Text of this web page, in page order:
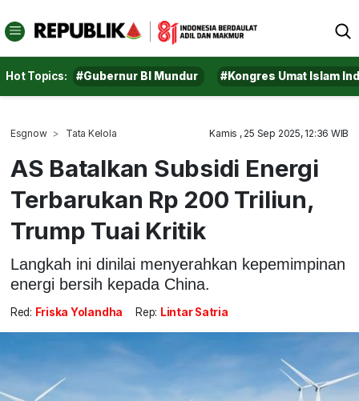
Hot Topics: #Gubernur BI Mundur #Kongres Umat Islam
Esgnow Tata Kelola Kamis , 25 Sep 2025, 12:36 WIB
AS Batalkan Subsidi Energi
Terbarukan Rp 200 Triliun,
Trump Tuai Kritik
Langkah ini dinilai menyerahkan kepemimpinan
energi bersih kepada China.
Red: Friska Yolandha Rep: Lintar Satria